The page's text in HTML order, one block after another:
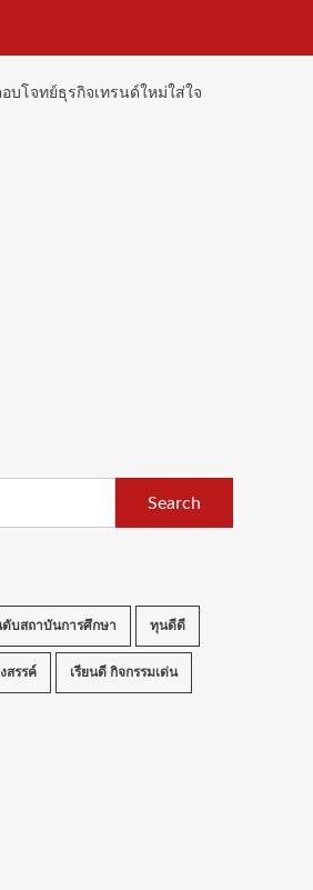
บโจทย์ธุรกิจเทรนด์ใหม่ใส่ใจ
บสถาบันการศึกษา ทุนดีดี
สรรค์ เรียนดี กิจกรรมเด่น